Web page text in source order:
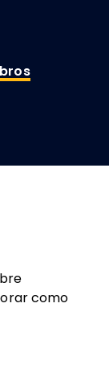
como